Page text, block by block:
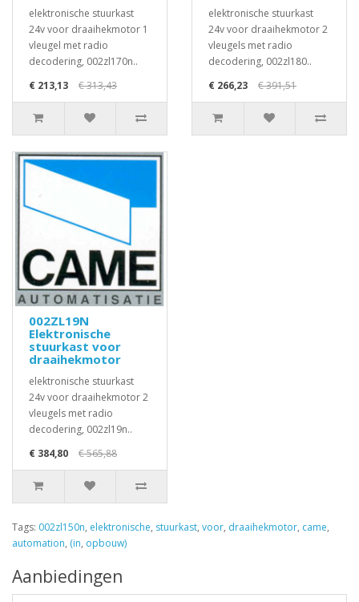
elektronische stuurkast
24v voor draaihekmotor 1
vleugel met radio
decodering, 002zl170n..
€ 213,13
€ 313,43
elektronische stuurkast
24v voor draaihekmotor 2
vleugels met radio
decodering, 002zl180..
€ 266,23
€ 391,51
002ZL19N
Elektronische
stuurkast voor
draaihekmotor
elektronische stuurkast
24v voor draaihekmotor 2
vleugels met radio
decodering, 002zl19n..
€ 384,80
€ 565,88
Tags: 002zl150n, elektronische, stuurkast, voor, draaihekmotor, came,
automation, (in, opbouw)
Aanbiedingen